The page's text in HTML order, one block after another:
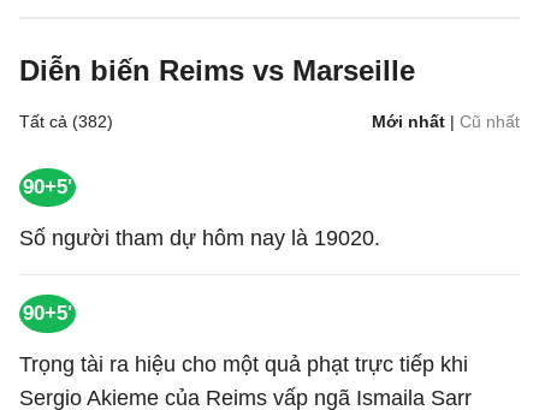
Diễn biến Reims vs Marseille
Tất cả (382) Mới nhất | Cũ nhất
90+5'
Số người tham dự hôm nay là 19020.
90+5'
Trọng tài ra hiệu cho một quả phạt trực tiếp khi
Sergio Akieme của Reims vấp ngã Ismaila Sarr